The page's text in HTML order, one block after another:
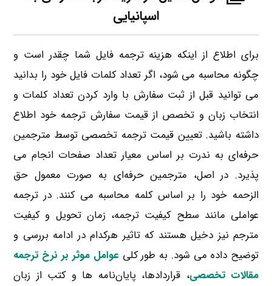
اسپانیایی
برای اطلاع از اینکه هزینه ترجمه فایل شما چقدر است و
چگونه محاسبه می شود، اگر تعداد کلمات فایل خود را بدانید
می توانید قبل از ثبت سفارش با وارد کردن تعداد کلمات و
انتخاب زبان و تخصص از قیمت سفارش ترجمه خود اطلاع
داشته باشید. تعیین قیمت ترجمه تخصصی توسط مترجمین
حرفه‌ای به ندرت بر اساس معیار تعداد صفحات انجام می
پذیرد. در اصل، مترجمین حرفه‌ای به صورت معمول حق
الزحمه خود را بر اساس کلمه محاسبه می کنند. در ترجمه
عواملی مانند سطح کیفیت ترجمه، زمان تحویل و کیفیت
مترجم نیز دخیل هستند که تاثیر هرکدام در ادامه بررسی و
توضیح داده می شود. به طور کلی عوامل موثر بر نرخ ترجمه
مقالات تخصصی، قراردادها، پایان‌نامه ها و کتب از زبان